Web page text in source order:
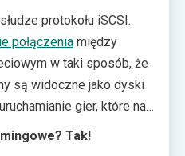
producent chwali
gier bezpośrednio na
protokołu iSCSI.
połączenia między
w taki sposób, że
są widoczne jako dyski
gier, które na
udostępnionych w
Tak!